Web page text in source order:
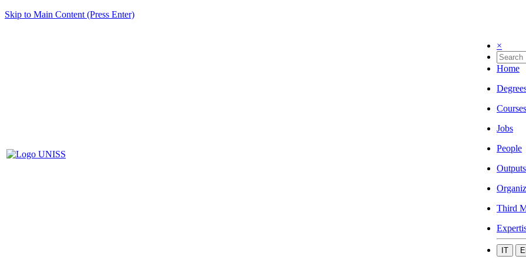
Skip to Main Content (Press Enter)
×
Home
Courses
Jobs
People
Outputs
Third
IT